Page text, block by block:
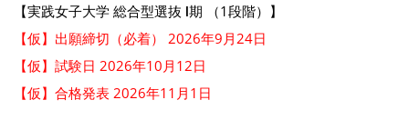
【実践女子大学 総合型選抜 Ⅰ期 （1段階）】
【仮】出願締切（必着） 2026年9月24日
【仮】試験日 2026年10月12日
【仮】合格発表 2026年11月1日